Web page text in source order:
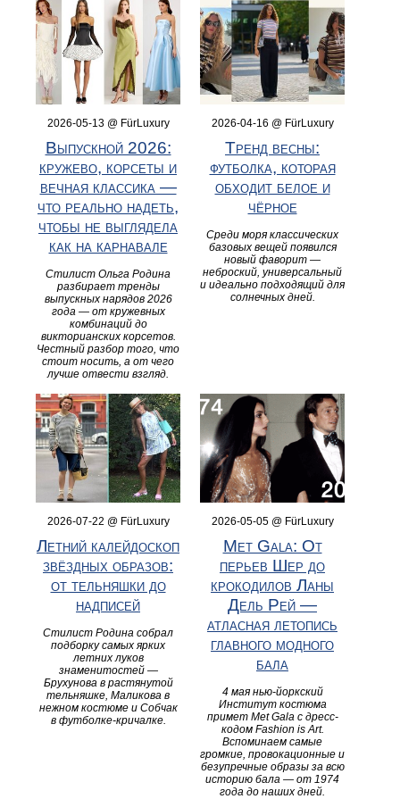
2026-05-13 @ FürLuxury
Выпускной 2026:
кружево, корсеты и
вечная классика —
что реально надеть,
чтобы не выглядела
как на карнавале
Стилист Ольга Родина
разбирает тренды
выпускных нарядов 2026
года — от кружевных
комбинаций до
викторианских корсетов.
Честный разбор того, что
стоит носить, а от чего
лучше отвести взгляд.
2026-04-16 @ FürLuxury
Тренд весны:
футболка, которая
обходит белое и
чёрное
Среди моря классических
базовых вещей появился
новый фаворит —
неброский, универсальный
и идеально подходящий для
солнечных дней.
2026-07-22 @ FürLuxury
Летний калейдоскоп
звёздных образов:
от тельняшки до
надписей
Стилист Родина собрал
подборку самых ярких
летних луков
знаменитостей —
Брухунова в растянутой
тельняшке, Маликова в
нежном костюме и Собчак
в футболке‑кричалке.
2026-05-05 @ FürLuxury
Met Gala: От
перьев Шер до
крокодилов Ланы
Дель Рей —
атласная летопись
главного модного
бала
4 мая нью-йоркский
Институт костюма
примет Met Gala с дресс-
кодом Fashion is Art.
Вспоминаем самые
громкие, провокационные и
безупречные образы за всю
историю бала — от 1974
года до наших дней.